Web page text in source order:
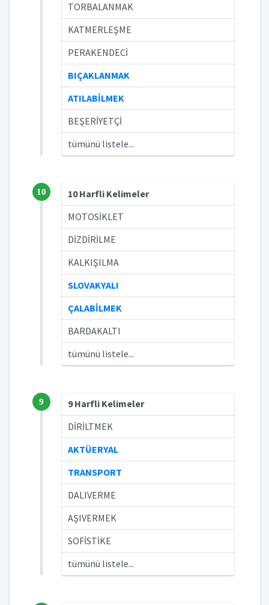
TORBALANMAK
KATMERLEŞME
PERAKENDECİ
BIÇAKLANMAK
ATILABİLMEK
BEŞERİYETÇİ
tümünü listele...
10
10 Harfli Kelimeler
MOTOSİKLET
DİZDİRİLME
KALKIŞILMA
SLOVAKYALI
ÇALABİLMEK
BARDAKALTI
tümünü listele...
9
9 Harfli Kelimeler
DİRİLTMEK
AKTÜERYAL
TRANSPORT
DALIVERME
AŞIVERMEK
SOFİSTİKE
tümünü listele...